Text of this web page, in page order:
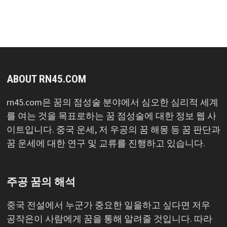
ABOUT RN45.COM
rn45.com은 꿈의 점성술 분야에서 심오한 심리적 세계
를 여는 것을 목표로하는 꿈 점성술에 대한 정보 웹 사
이트입니다. 중국 운세, 저 우공의 꿈 해몽 등 꿈 판단과
꿈 운세에 대한 연구 및 교류를 진행하고 있습니다.
주공 꿈의 해석
중국 전설에서 누군가 중요한 일을하고 싶다면 저우
공작은이 사람에게 꿈을 통해 알려줄 것입니다. 따라